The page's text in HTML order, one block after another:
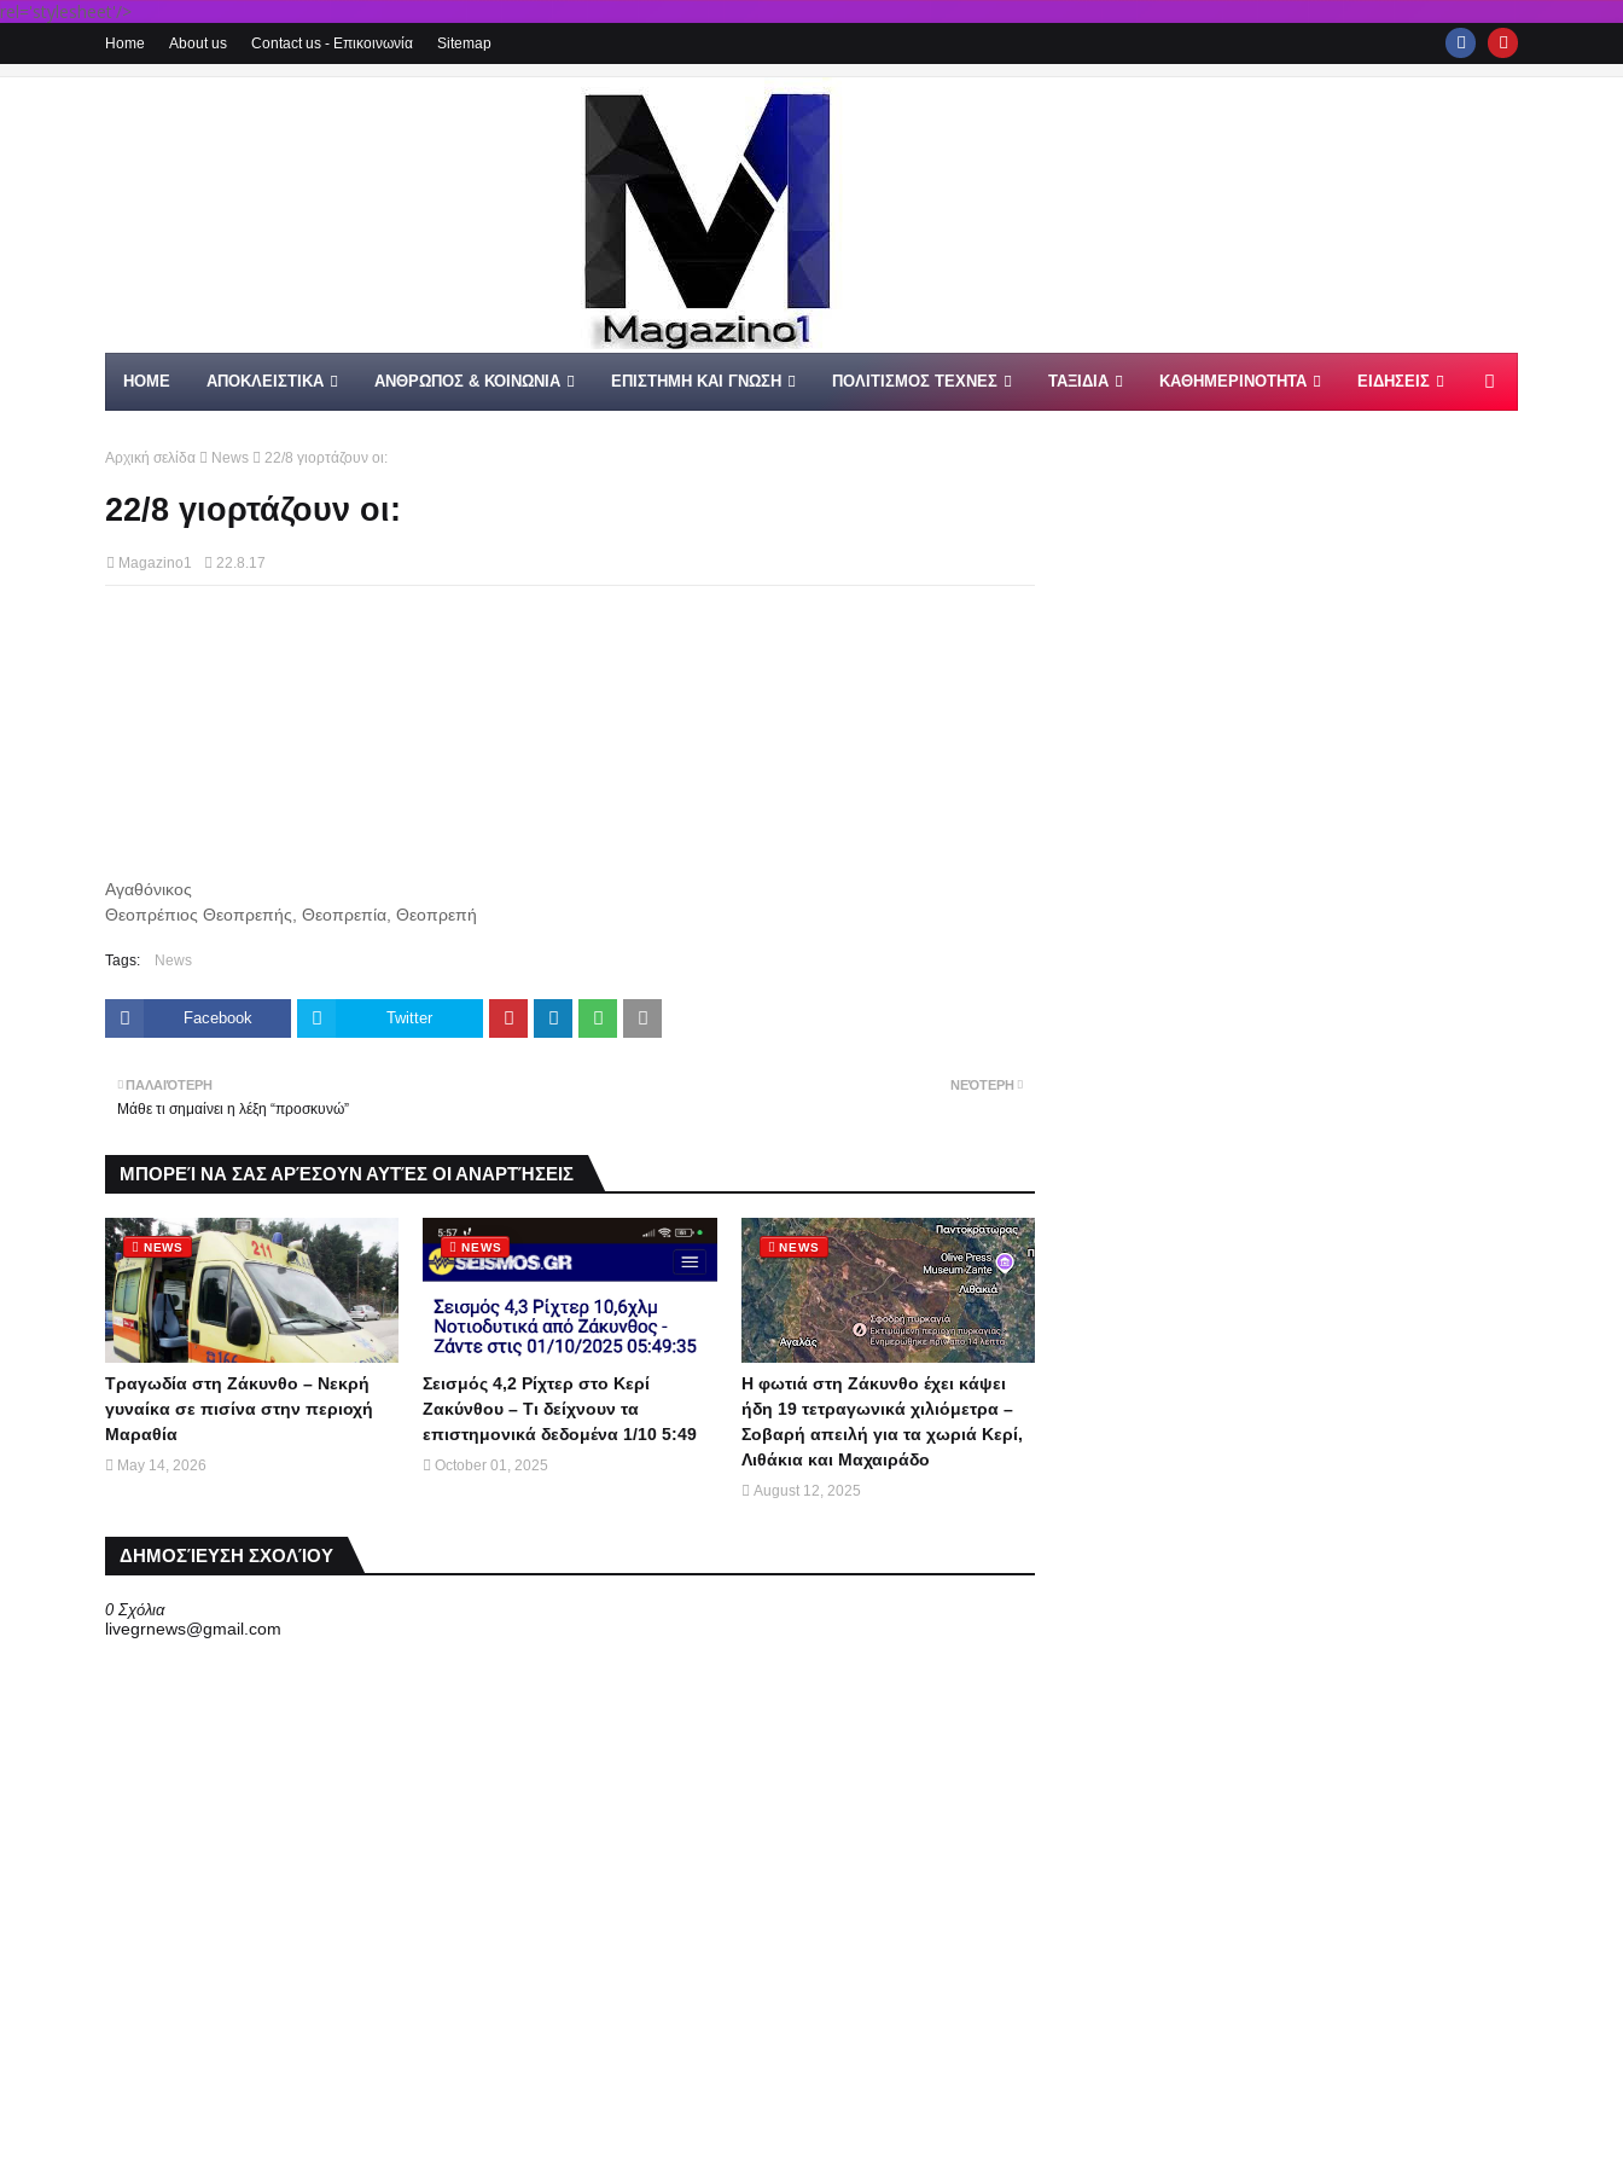
rel='stylesheet'/>
Home About us Contact us - Επικοινωνία Sitemap
HOME ΑΠΟΚΛΕΙΣΤΙΚΑ ΑΝΘΡΩΠΟΣ & ΚΟΙΝΩΝΙΑ ΕΠΙΣΤΗΜΗ ΚΑΙ ΓΝΩΣΗ ΠΟΛΙΤΙΣΜΟΣ ΤΕΧΝΕΣ ΤΑΞΙΔΙΑ ΚΑΘΗΜΕΡΙΝΟΤΗΤΑ ΕΙΔΗΣΕΙΣ
Αρχική σελίδα News 22/8 γιορτάζουν οι:
22/8 γιορτάζουν οι:
Magazino1 22.8.17
Αγαθόνικος
Θεοπρέπιος Θεοπρεπής, Θεοπρεπία, Θεοπρεπή
Tags: News
Facebook Twitter
ΝΕΌΤΕΡΗ
ΠΑΛΑΙΌΤΕΡΗ
Μάθε τι σημαίνει η λέξη “προσκυνώ”
ΜΠΟΡΕΊ ΝΑ ΣΑΣ ΑΡΈΣΟΥΝ ΑΥΤΈΣ ΟΙ ΑΝΑΡΤΉΣΕΙΣ
NEWS
Τραγωδία στη Ζάκυνθο – Νεκρή
γυναίκα σε πισίνα στην περιοχή
Μαραθία
May 14, 2026
NEWS
Σεισμός 4,2 Ρίχτερ στο Κερί
Ζακύνθου – Τι δείχνουν τα
επιστημονικά δεδομένα 1/10 5:49
October 01, 2025
NEWS
Η φωτιά στη Ζάκυνθο έχει κάψει
ήδη 19 τετραγωνικά χιλιόμετρα –
Σοβαρή απειλή για τα χωριά Κερί,
Λιθάκια και Μαχαιράδο
August 12, 2025
ΔΗΜΟΣΊΕΥΣΗ ΣΧΟΛΊΟΥ
0 Σχόλια
livegrnews@gmail.com